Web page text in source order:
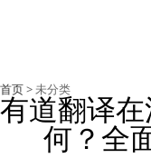
首页> 未分类
有道翻译
何？全